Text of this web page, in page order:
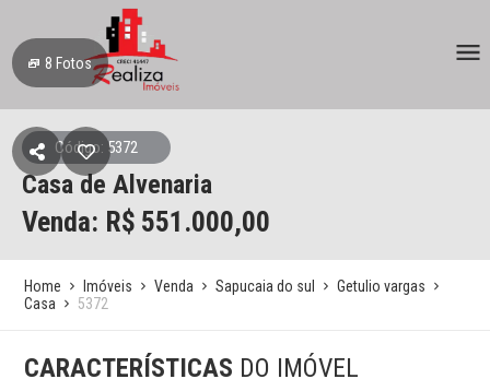
8 Fotos
Código: 5372
Casa de Alvenaria
Venda: R$ 551.000,00
Home Imóveis Venda Sapucaia do sul
Getulio vargas
Casa
5372
CARACTERÍSTICAS DO IMÓVEL